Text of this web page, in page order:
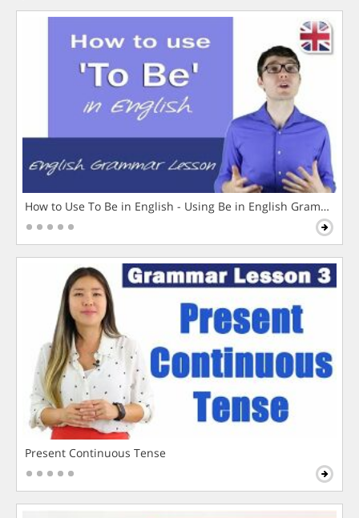
How to Use To Be in English - Using Be in English Grammar
Present Continuous Tense